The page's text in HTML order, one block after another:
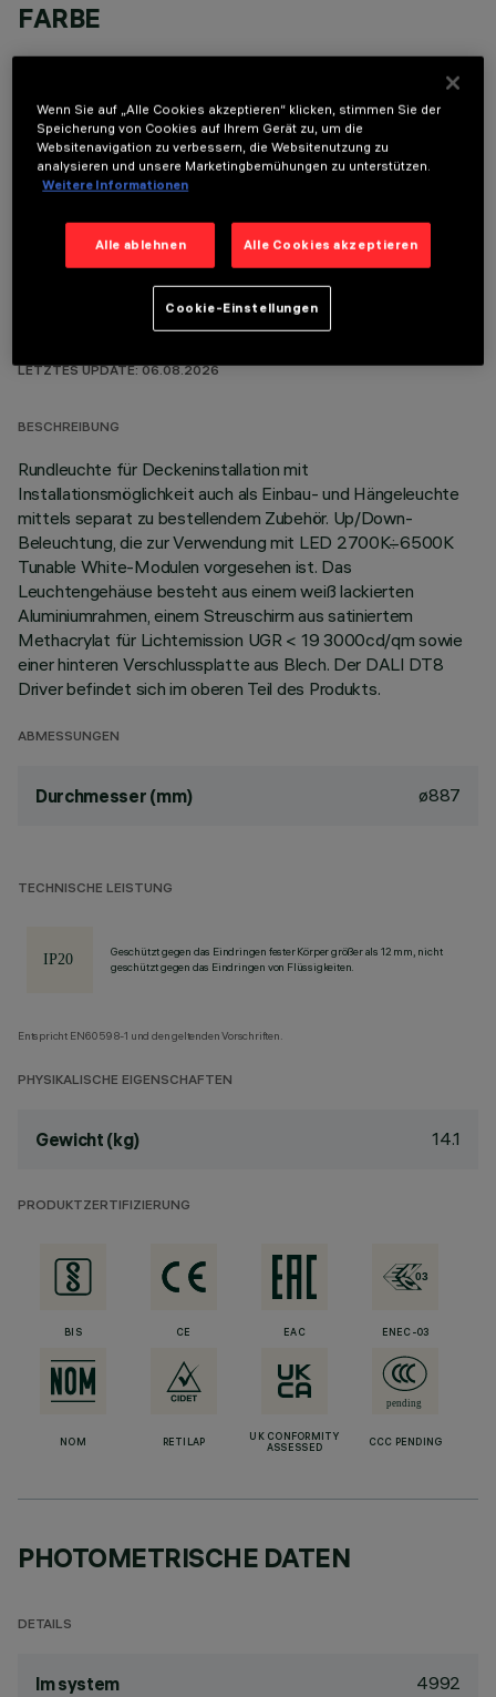
FARBE
OPTIONALE KOMPONENTEN
TECHNISCHE DATEN
LETZTES UPDATE: 06.08.2026
BESCHREIBUNG
Rundleuchte für Deckeninstallation mit
Installationsmöglichkeit auch als Einbau- und Hängeleuchte
mittels separat zu bestellendem Zubehör. Up/Down-
Beleuchtung, die zur Verwendung mit LED 2700K÷6500K
Tunable White-Modulen vorgesehen ist. Das
Leuchtengehäuse besteht aus einem weiß lackierten
Aluminiumrahmen, einem Streuschirm aus satiniertem
Methacrylat für Lichtemission UGR < 19 3000cd/qm sowie
einer hinteren Verschlussplatte aus Blech. Der DALI DT8
Driver befindet sich im oberen Teil des Produkts.
ABMESSUNGEN
Durchmesser (mm) ø887
TECHNISCHE LEISTUNG
Geschützt gegen das Eindringen fester Körper größer als 12 mm, nicht
geschützt gegen das Eindringen von Flüssigkeiten.
Entspricht EN60598-1 und den geltenden Vorschriften.
PHYSIKALISCHE EIGENSCHAFTEN
Gewicht (kg) 14.1
PRODUKTZERTIFIZIERUNG
BIS CE EAC ENEC-03
NOM RETILAP
UK CONFORMITY
ASSESSED
CCC PENDING
PHOTOMETRISCHE DATEN
DETAILS
lm system 4992
Wenn Sie auf „Alle Cookies akzeptieren“ klicken, stimmen Sie der
Speicherung von Cookies auf Ihrem Gerät zu, um die
Websitenavigation zu verbessern, die Websitenutzung zu
analysieren und unsere Marketingbemühungen zu unterstützen.
Weitere Informationen
Alle ablehnen Alle Cookies akzeptieren
Cookie-Einstellungen